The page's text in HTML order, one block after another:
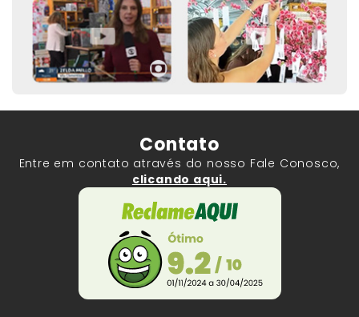
Contato
Entre em contato através do nosso Fale Conosco,
clicando aqui.